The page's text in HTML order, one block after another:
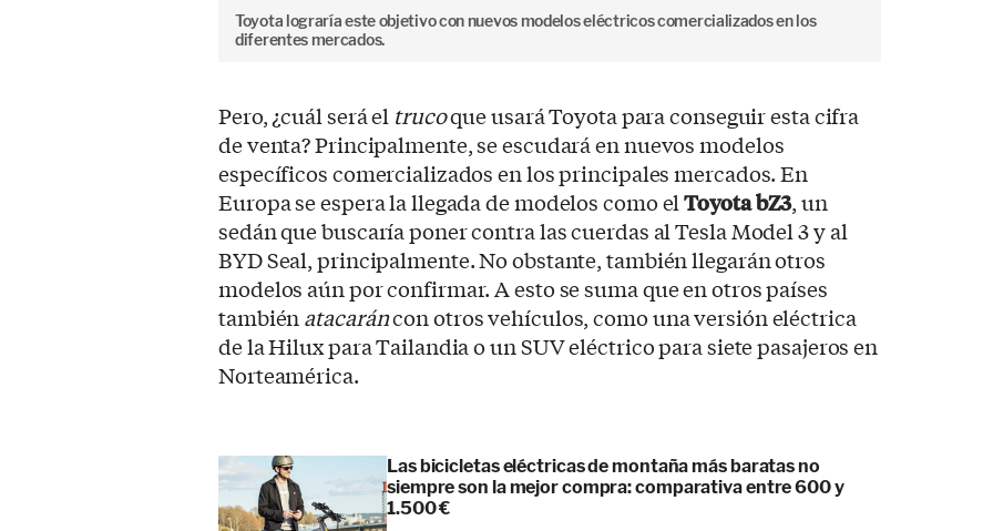
Toyota lograría este objetivo con nuevos modelos eléctricos comercializados en los
diferentes mercados.
Pero, ¿cuál será el trucoque usará Toyota para conseguir esta cifra
de venta? Principalmente, se escudará en nuevos modelos
específicos comercializados en los principales mercados. En
Europa se espera la llegada de modelos como elToyota bZ3, un
sedán que buscaría poner contra las cuerdas al Tesla Model 3 y al
BYD Seal, principalmente. No obstante, también llegarán otros
modelos aún por confirmar. A esto se suma que en otros países
también atacaráncon otros vehículos, como una versión eléctrica
de la Hilux para Tailandia o un SUV eléctrico para siete pasajeros en
Norteamérica.
Las bicicletas eléctricas de montaña más baratas no
siempre son la mejor compra: comparativa entre 600 y
1.500 €